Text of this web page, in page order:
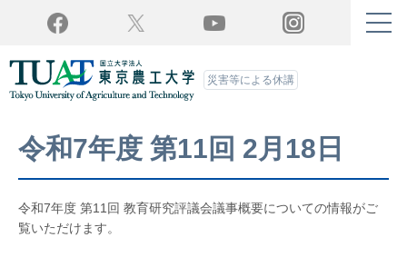
Facebook YouTube Instagram
災害等による休講
令和7年度 第11回 2月18日
令和7年度 第11回 教育研究評議会議事概要についての情報がご
覧いただけます。